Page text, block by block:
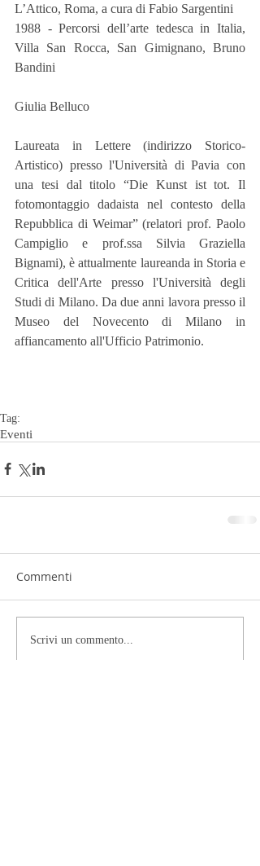
L’Attico, Roma, a cura di Fabio Sargentini
1988 - Percorsi dell’arte tedesca in Italia,
Villa San Rocca, San Gimignano, Bruno
Bandini
Giulia Belluco
Laureata in Lettere (indirizzo Storico-
Artistico) presso l'Università di Pavia con
una tesi dal titolo “Die Kunst ist tot. Il
fotomontaggio dadaista nel contesto della
Repubblica di Weimar” (relatori prof. Paolo
Campiglio e prof.ssa Silvia Graziella
Bignami), è attualmente laureanda in Storia e
Critica dell'Arte presso l'Università degli
Studi di Milano. Da due anni lavora presso il
Museo del Novecento di Milano in
affiancamento all'Ufficio Patrimonio.
Tag:
Eventi
Commenti
Scrivi un commento...